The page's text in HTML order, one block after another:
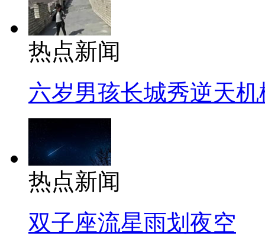
热点新闻
六岁男孩长城秀逆天机
热点新闻
双子座流星雨划夜空